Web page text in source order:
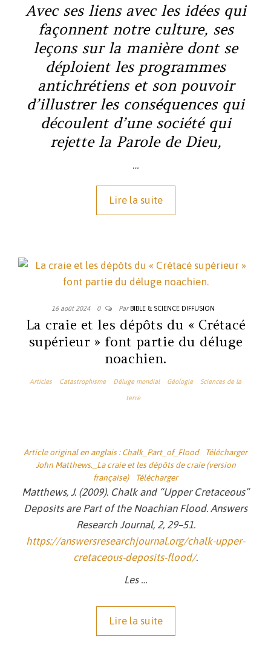
Avec ses liens avec les idées qui
façonnent notre culture, ses
leçons sur la manière dont se
déploient les programmes
antichrétiens et son pouvoir
d’illustrer les conséquences qui
découlent d’une société qui
rejette la Parole de Dieu,
…
Lire la suite
16 août 2024 0 Par BIBLE & SCIENCE DIFFUSION
La craie et les dépôts du « Crétacé
supérieur » font partie du déluge
noachien.
Articles Catastrophisme Déluge mondial Géologie Sciences de la
terre
Article original en anglais : Chalk_Part_of_Flood
Télécharger
John Matthews._La craie et les dépôts de craie (version
française)
Télécharger
Matthews, J. (2009). Chalk and “Upper Cretaceous”
Deposits are Part of the Noachian Flood. Answers
Research Journal,2, 29–51.
https://answersresearchjournal.org/chalk-upper-
cretaceous-deposits-flood/.
Les …
Lire la suite